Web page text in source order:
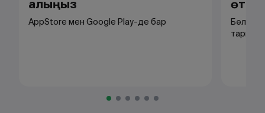
алыңыз
AppStore мен Google Play-де бар
тарих